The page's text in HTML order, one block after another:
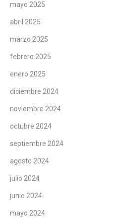
mayo 2025
abril 2025
marzo 2025
febrero 2025
enero 2025
diciembre 2024
noviembre 2024
octubre 2024
septiembre 2024
agosto 2024
julio 2024
junio 2024
mayo 2024